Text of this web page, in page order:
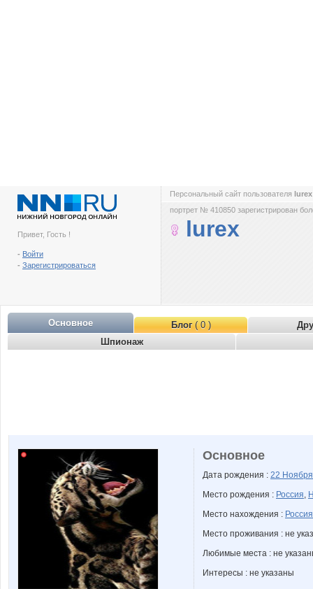
Привет, Гость !
- Войти
- Зарегистрироваться
Персональный сайт пользователя
портрет № 410850 зарегистрирован
lurex
Основное Блог( 0 )
Шпионаж
Основное
Дата рождения : 22
Место рождения : Россия,
Место нахождения : Россия
Место проживания : не
Любимые места : не
Интересы : не указаны